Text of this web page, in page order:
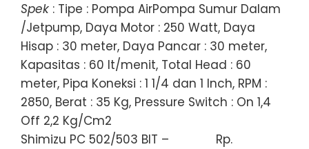
Spek : Tipe : Pompa AirPompa Sumur Dalam
/Jetpump, Daya Motor : 250 Watt, Daya
Hisap : 30 meter, Daya Pancar : 30 meter,
Kapasitas : 60 lt/menit, Total Head : 60
meter, Pipa Koneksi : 1 1/4 dan 1 Inch, RPM :
2850, Berat : 35 Kg, Pressure Switch : On 1,4
Off 2,2 Kg/Cm2
Shimizu PC 502/503 BIT –
Rp.